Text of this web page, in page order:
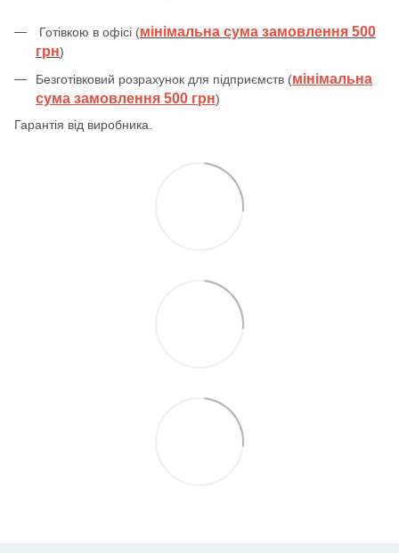
Готівкою в офісі (мінімальна сума замовлення 500
грн)
Безготівковий розрахунок для підприємств (мінімальна
сума замовлення 500 грн)
Гарантія від виробника.